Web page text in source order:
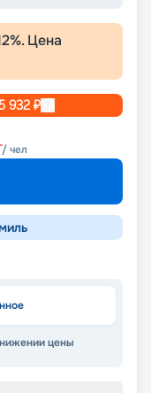
%. Цена
932 ₽
/ чел
цены